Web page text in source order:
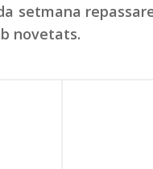
setmana
novetats.